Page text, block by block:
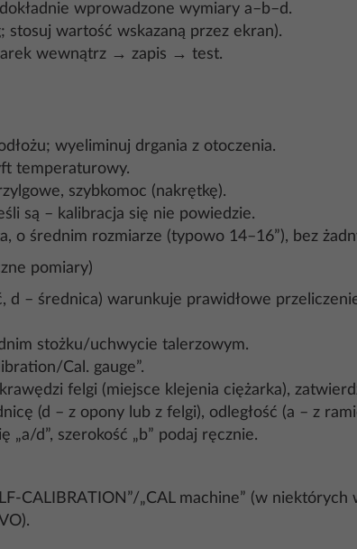
wprowadzone wymiary a–b–d.
wartość wskazaną przez ekran).
wewnątrz → zapis → test.
wyeliminuj drgania z otoczenia.
temperaturowy.
szybkomoc (nakrętkę).
są – kalibracja się nie powiedzie.
o średnim rozmiarze (typowo 14–16”), bez
pomiary)
d – średnica) warunkuje prawidłowe
stożku/uchwycie talerzowym.
Cal. gauge”.
felgi (miejsce klejenia ciężarka),
(d – z opony lub z felgi), odległość (a – z
„a/d”, szerokość „b” podaj ręcznie.
CALIBRATION”/„CAL machine” (w